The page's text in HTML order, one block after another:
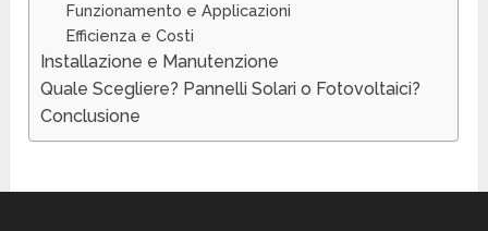
Funzionamento e Applicazioni
Efficienza e Costi
Installazione e Manutenzione
Quale Scegliere? Pannelli Solari o Fotovoltaici?
Conclusione